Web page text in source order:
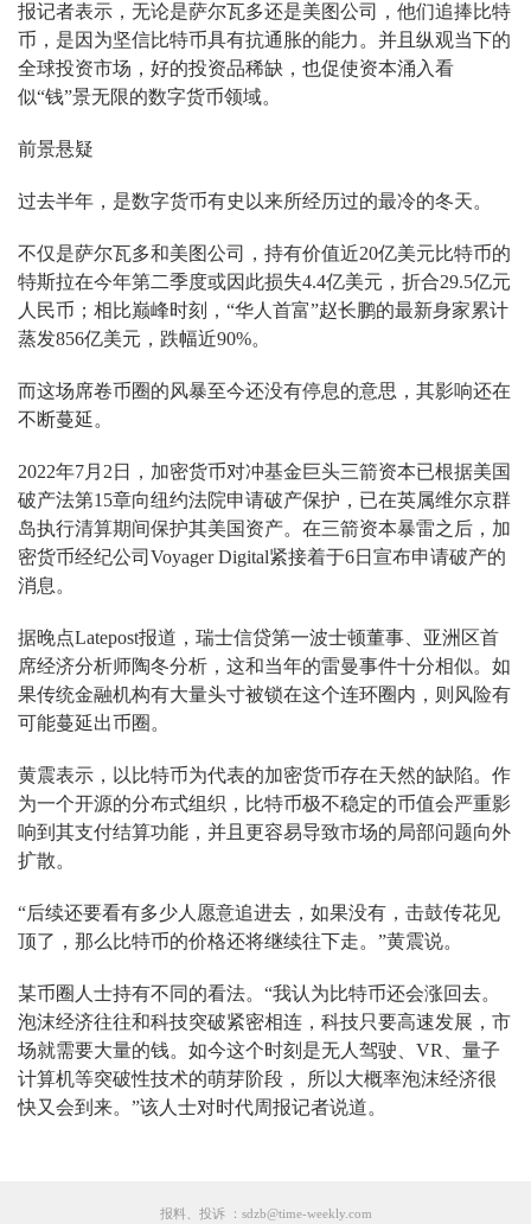
报记者表示，无论是萨尔瓦多还是美图公司，他们追捧比特
币，是因为坚信比特币具有抗通胀的能力。并且纵观当下的
全球投资市场，好的投资品稀缺，也促使资本涌入看
似“钱”景无限的数字货币领域。
前景悬疑
过去半年，是数字货币有史以来所经历过的最冷的冬天。
不仅是萨尔瓦多和美图公司，持有价值近20亿美元比特币的
特斯拉在今年第二季度或因此损失4.4亿美元，折合29.5亿元
人民币；相比巅峰时刻，“华人首富”赵长鹏的最新身家累计
蒸发856亿美元，跌幅近90%。
而这场席卷币圈的风暴至今还没有停息的意思，其影响还在
不断蔓延。
2022年7月2日，加密货币对冲基金巨头三箭资本已根据美国
破产法第15章向纽约法院申请破产保护，已在英属维尔京群
岛执行清算期间保护其美国资产。在三箭资本暴雷之后，加
密货币经纪公司Voyager Digital紧接着于6日宣布申请破产的
消息。
据晚点Latepost报道，瑞士信贷第一波士顿董事、亚洲区首
席经济分析师陶冬分析，这和当年的雷曼事件十分相似。如
果传统金融机构有大量头寸被锁在这个连环圈内，则风险有
可能蔓延出币圈。
黄震表示，以比特币为代表的加密货币存在天然的缺陷。作
为一个开源的分布式组织，比特币极不稳定的币值会严重影
响到其支付结算功能，并且更容易导致市场的局部问题向外
扩散。
“后续还要看有多少人愿意追进去，如果没有，击鼓传花见
顶了，那么比特币的价格还将继续往下走。”黄震说。
某币圈人士持有不同的看法。“我认为比特币还会涨回去。
泡沫经济往往和科技突破紧密相连，科技只要高速发展，市
场就需要大量的钱。如今这个时刻是无人驾驶、VR、量子
计算机等突破性技术的萌芽阶段， 所以大概率泡沫经济很
快又会到来。”该人士对时代周报记者说道。
报料、投诉 ：sdzb@time-weekly.com